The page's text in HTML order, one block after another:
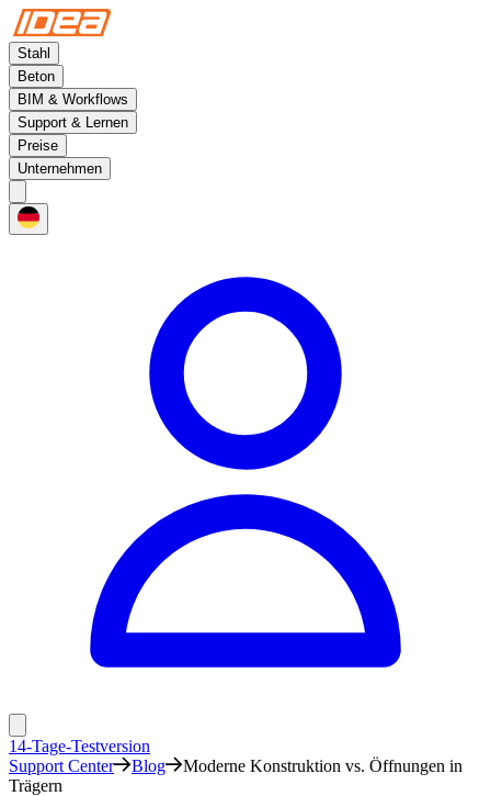
Stahl
Beton
BIM & Workflows
Support & Lernen
Preise
Unternehmen
14-Tage-Testversion
Support Center
Blog
Moderne Konstruktion vs. Öffnungen in
Trägern